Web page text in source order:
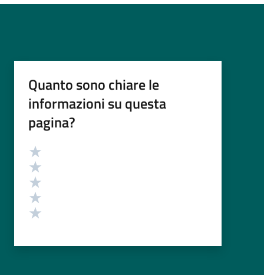
Quanto sono chiare le
informazioni su questa
pagina?
Valutazione